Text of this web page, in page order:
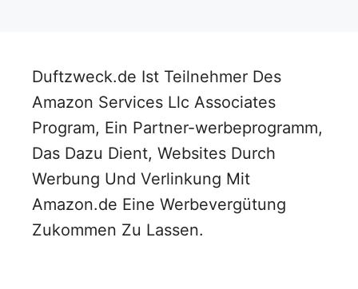
Duftzweck.de Ist Teilnehmer Des
Amazon Services Llc Associates
Program, Ein Partner-werbeprogramm,
Das Dazu Dient, Websites Durch
Werbung Und Verlinkung Mit
Amazon.de Eine Werbevergütung
Zukommen Zu Lassen.